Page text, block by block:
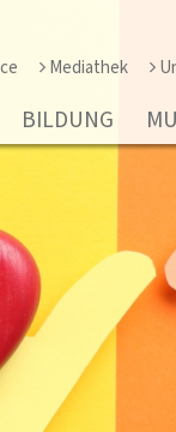
Mediathek
BILDUNG